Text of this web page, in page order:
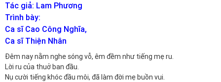
Tác giả: Lam Phương
Trình bày:
Ca sĩ Cao Công Nghĩa,
Ca sĩ Thiện Nhân
Ðêm nay nằm nghe sóng vỗ, êm đềm như tiếng mẹ ru.
Lời ru của thuở ban đầu.
Nụ cười tiếng khóc đầu môi, đã làm đời mẹ buồn vui.